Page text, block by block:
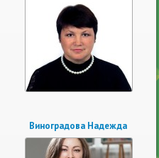
Виноградова Надежда